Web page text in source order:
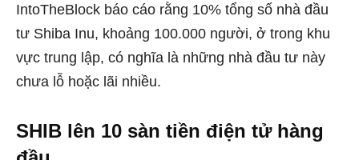
IntoTheBlock báo cáo rằng 10% tổng số nhà đầu
tư Shiba Inu, khoảng 100.000 người, ở trong khu
vực trung lập, có nghĩa là những nhà đầu tư này
chưa lỗ hoặc lãi nhiều.
SHIB lên 10 sàn tiền điện tử hàng